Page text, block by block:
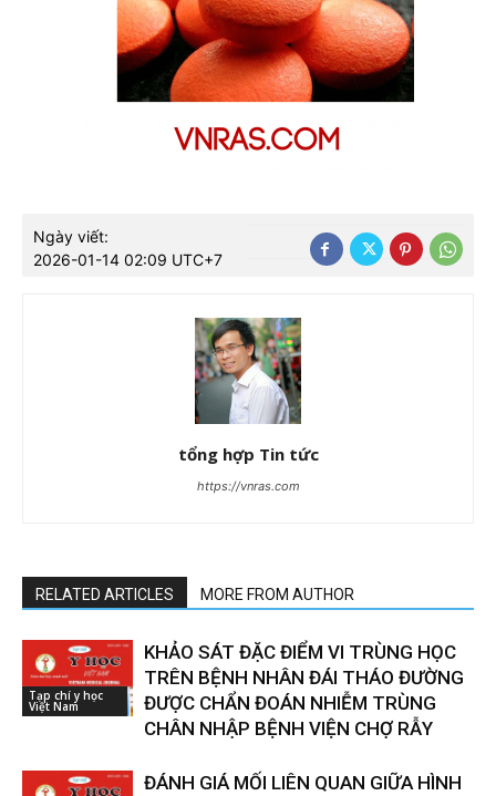
Ngày viết:
2026-01-14 02:09 UTC+7
tổng hợp Tin tức
https://vnras.com
RELATED ARTICLES MORE FROM AUTHOR
Tạp chí y học
Việt Nam
KHẢO SÁT ĐẶC ĐIỂM VI TRÙNG HỌC
TRÊN BỆNH NHÂN ĐÁI THÁO ĐƯỜNG
ĐƯỢC CHẨN ĐOÁN NHIỄM TRÙNG
CHÂN NHẬP BỆNH VIỆN CHỢ RẪY
ĐÁNH GIÁ MỐI LIÊN QUAN GIỮA HÌNH